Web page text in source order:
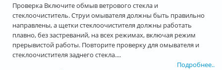
Проверка Включите обмыв ветрового стекла и
стеклоочиститель. Струи омывателя должны быть правильно
направлены, а щетки стеклоочистителя должны работать
плавно, без застреваний, на всех режимах, включая режим
прерывистой работы. Повторите проверку для омывателя и
стеклоочистителя заднего стекла....
Подробнее..